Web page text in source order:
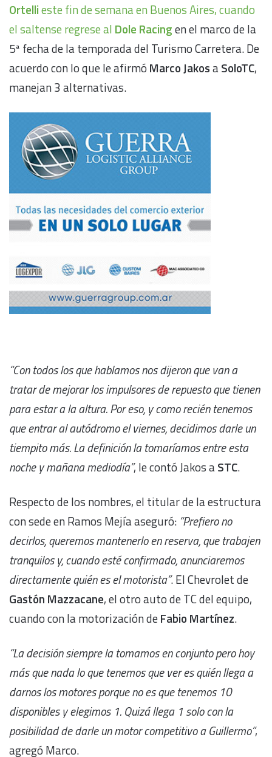
Ortellieste fin de semana en Buenos Aires, cuando
el saltense regrese al Dole Racingen el marco de la
5ª fecha de la temporada del Turismo Carretera. De
acuerdo con lo que le afirmó Marco JakosaSoloTC,
manejan 3 alternativas.
“Con todos los que hablamos nos dijeron que van a
tratar de mejorar los impulsores de repuesto que tienen
para estar a la altura. Por eso, y como recién tenemos
que entrar al autódromo el viernes, decidimos darle un
tiempito más. La definición la tomaríamos entre esta
noche y mañana mediodía”, le contó Jakos aSTC.
Respecto de los nombres, el titular de la estructura
con sede en Ramos Mejía aseguró: “Prefiero no
decirlos, queremos mantenerlo en reserva, que trabajen
tranquilos y, cuando esté confirmado, anunciaremos
directamente quién es el motorista”. El Chevrolet de
Gastón Mazzacane, el otro auto de TC del equipo,
cuando con la motorización deFabio Martínez.
“La decisión siempre la tomamos en conjunto pero hoy
más que nada lo que tenemos que ver es quién llega a
darnos los motores porque no es que tenemos 10
disponibles y elegimos 1. Quizá llega 1 solo con la
posibilidad de darle un motor competitivo a Guillermo”,
agregó Marco.